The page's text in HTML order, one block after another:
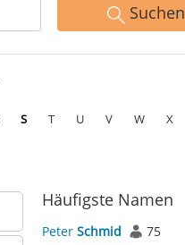
Suchen
S T U V W X
Häufigste Namen
Peter Schmid
75